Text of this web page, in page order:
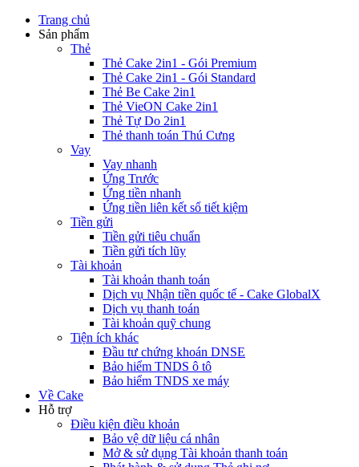
Trang chủ
Sản phẩm
Thẻ
Thẻ Cake 2in1 - Gói Premium
Thẻ Cake 2in1 - Gói Standard
Thẻ Be Cake 2in1
Thẻ VieON Cake 2in1
Thẻ Tự Do 2in1
Thẻ thanh toán Thú Cưng
Vay
Vay nhanh
Ứng Trước
Ứng tiền nhanh
Ứng tiền liên kết sổ tiết kiệm
Tiền gửi
Tiền gửi tiêu chuẩn
Tiền gửi tích lũy
Tài khoản
Tài khoản thanh toán
Dịch vụ Nhận tiền quốc tế - Cake GlobalX
Dịch vụ thanh toán
Tài khoản quỹ chung
Tiện ích khác
Đầu tư chứng khoán DNSE
Bảo hiểm TNDS ô tô
Bảo hiểm TNDS xe máy
Về Cake
Hỗ trợ
Điều kiện điều khoản
Bảo vệ dữ liệu cá nhân
Mở & sử dụng Tài khoản thanh toán